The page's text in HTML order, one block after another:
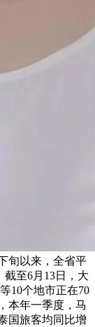
旬以来，全省平
截至6月13日，大
10个地市正在70
本年一季度，马
国旅客均同比增